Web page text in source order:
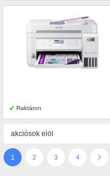
Raktáron
1 2 3 4